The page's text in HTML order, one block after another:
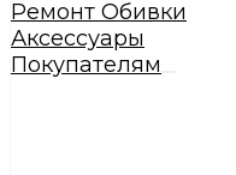
Ремонт Обивки
Аксессуары
Покупателям